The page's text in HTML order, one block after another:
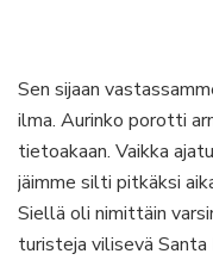
Sen sijaan
ilma. Aurinko porotti
tietoakaan. Vaikka
jäimme silti pitkäksi
Siellä oli nimittäin
turisteja vilisevä Santa